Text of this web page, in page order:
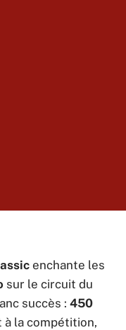
enchante les
sur le circuit du
succès : 450
la compétition,